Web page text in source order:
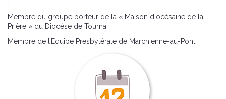
Membre du groupe porteur de la « Maison diocésaine de la
Prière » du Diocèse de Tournai
Membre de l’Equipe Presbytérale de Marchienne-au-Pont